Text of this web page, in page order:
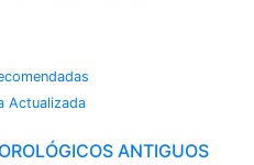
Actualizada
ANTIGUOS